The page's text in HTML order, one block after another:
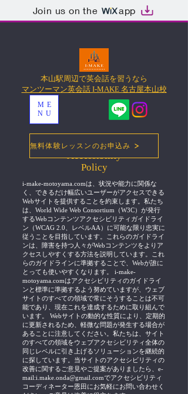
Join us on the app
本山駅周辺で英会話を習うなら
マンツーマン英会話 I-MAKE 名古屋本山校
ME
NU
無料体験レッスンのお申込み
Accessibility
Policy
i-make-motoyama.comは、状況や能力に関係な
く、できるだけ幅広いユーザーがアクセスできる
Webサイトを提供することを約束します。私たち
は、World Wide Web Consortium（W3C）が発行
するWebコンテンツアクセシビリティガイドライ
ン（WCAG 2.0、レベルAA）に可能な限り忠実に
従うことを目指しています。これらのガイドライ
ンは、障害を持つ人々がWebコンテンツをよりア
クセスしやすくする方法を説明しています。これ
らのガイドラインに準拠することで、Webが誰に
とっても使いやすくなります。 i-make-
motoyama.comはアクセシビリティのガイドライ
ンと標準に準拠するよう努めていますが、ウェブ
サイトのすべての領域で常にそうすることは不可
能であり、現在これを達成するために取り組んで
います。 Webサイトの動的な性質により、定期的
に更新されるため、軽微な問題が発生する場合が
あることに注意してください。私たちは、サイト
のすべての領域をウェブアクセシビリティ全体の
同じレベルに引き上げるソリューションを継続的
に探しています。当サイトのアクセシビリティの
改善に関するご意見やご提案がありましたら、e-
mail:i.make.onda@gmail.comでアクセシビリティ
コーディネーター恩田にお気軽にお問い合わせく